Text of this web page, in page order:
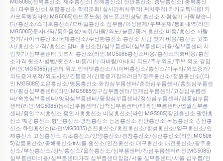
MG5085)전북흥신소| 제주흥신소| 진해흥신소| 천안흥신소| 충남흥신소| 충북흥신
소| 파주흥신소| 포항흥신소 학력조회| 실시간위치추적| 위치추적| 카카오톡내용| 카
카오톡해킹라인:MG5085)핸드폰도청| 핸드폰고민상담 흥신소 사람찾기 사람찾습니
다/흥신소/스마트흥신소/모바일흥신소 심부름/이성문제/부부문제/통화내역(라인:
MG5085)문자내역/통화음성/녹취/바람/외도/불륜/증거 흥신소 비용/흥신소 사람
찾기/사이버흥신소/국제흥신소/수상한흥신소 흥신소 사람 찾기 비용/흥신소 뒷조
사/흥신소 가격/흥신소 알바 흥신소란/심부름센터/심부름센터비용/심부름센터 사
람찾기/심부름센터 뒷조사 흥신소(라인:MG5085흥신소비용/흥신소의뢰비용/흥신
소가격 뒷조사방법/뒷조사 비용/마누라바람/아내의 외도/주부외도/주부 외도 경험
(라인:MG5085)남편의 외도 인터넷흥신소/사이버흥신소/흥신소/마누라/외도증거/
외도증거포착/외도사진/간통증거/간통증거잡으려면?/청주흥신소/청원흥신소((라
인:MG5085)보은흥신소/영동흥신소 화천심부름센터/춘천심부름센터/홍천심부름센
터/횡성심부름센터(라인:MG5085양구심부름센터/인제심부름센터/고성심부름센
터/속초심부름센터/양양심부름센터/평창심부름센터/정선심부름센터/강릉심부름
센터(라인:MG5085)동해심부름센터/삼척심부름센터/태백심부름센터/영월심부름
센터/용인수지흥신소 용인기흥흥신소 비봉흥신소(라인:MG5085)장안흥신소 팔탄흥
신소 매송흥신소 향남흥신소 병점흥신소 능동흥신소 진안흥신소 목동흥신소 송산흥
신소 화천흥신소(라인:MG5085)춘천흥신소/홍천흥신소/횡성흥신소/양구흥신소/인
제흥신소 고성흥신소 속초흥신소/양양흥신소/평창흥신소/정선흥신소(라인:MG508
5)강릉흥신소/동해흥신소#서울 흥신소/인천흥신소 대구흥신소 대전흥신소/광주흥
신소/부산흥신소/강남흥신소/울산흥신소/심부름센터/잔심부름센터라인:MG5085)
심부름센터비용/심부름센터가격 심부름센터창업/서울 심부름센터/서울 심부름/인